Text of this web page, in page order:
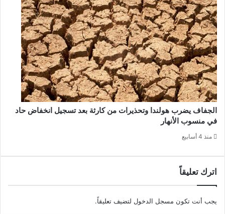
الجفاف يضرب هولندا وتحذيرات من كارثة بعد تسجيل انخفاض حاد
في منسوب الأنهار
منذ 4 أسابيع
اترك تعليقاً
يجب أنت تكون مسجل الدخول لتضيف تعليقاً.